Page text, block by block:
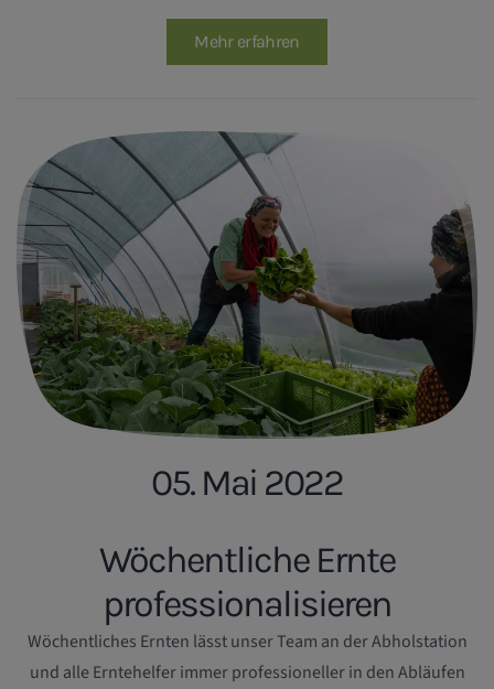
Mehr erfahren
05. Mai 2022
Wöchentliche Ernte
professionalisieren
Wöchentliches Ernten lässt unser Team an der Abholstation
und alle Erntehelfer immer professioneller in den Abläufen